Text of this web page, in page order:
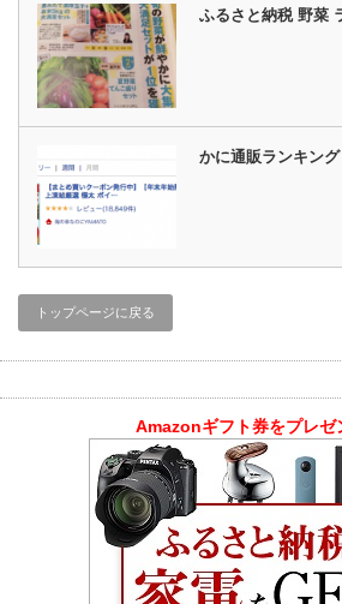
ふるさと納税 野菜
かに通販ランキング
トップページに戻る
Amazonギフト券をプレゼ